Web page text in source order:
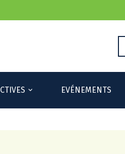
EVÉNEMENTS